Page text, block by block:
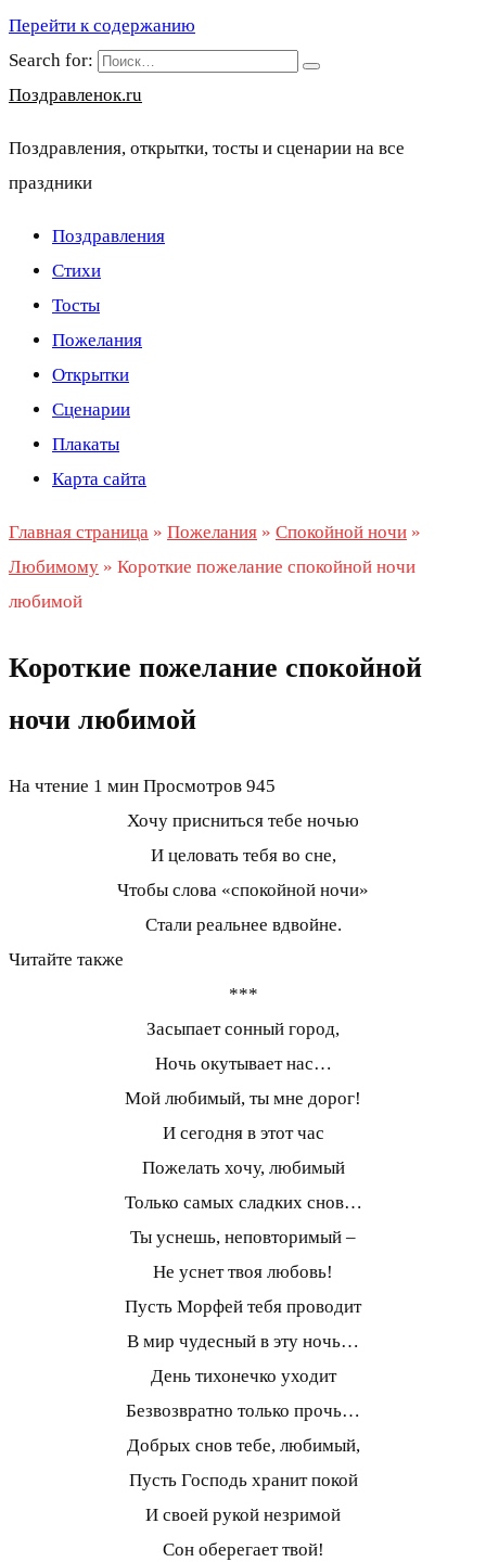
Перейти к содержанию
Search for:
Поздравленок.ru
Поздравления, открытки, тосты и сценарии на все
праздники
Поздравления
Стихи
Тосты
Пожелания
Открытки
Сценарии
Плакаты
Карта сайта
Главная страница » Пожелания » Спокойной ночи »
Любимому » Короткие пожелание спокойной ночи
любимой
Короткие пожелание спокойной
ночи любимой
На чтение 1 мин Просмотров 945
Хочу присниться тебе ночью
И целовать тебя во сне,
Чтобы слова «спокойной ночи»
Стали реальнее вдвойне.
Читайте также
***
Засыпает сонный город,
Ночь окутывает нас…
Мой любимый, ты мне дорог!
И сегодня в этот час
Пожелать хочу, любимый
Только самых сладких снов…
Ты уснешь, неповторимый –
Не уснет твоя любовь!
Пусть Морфей тебя проводит
В мир чудесный в эту ночь…
День тихонечко уходит
Безвозвратно только прочь…
Добрых снов тебе, любимый,
Пусть Господь хранит покой
И своей рукой незримой
Сон оберегает твой!